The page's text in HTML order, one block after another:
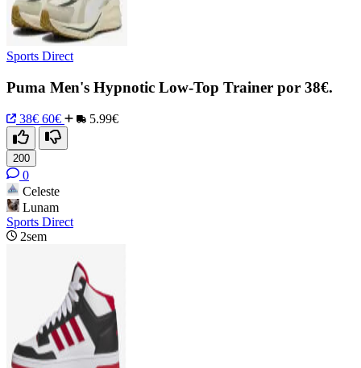
Sports Direct
Puma Men's Hypnotic Low-Top Trainer por 38€.
38€ 60€ 5.99€
200
0
Celeste
Lunam
Sports Direct
2sem